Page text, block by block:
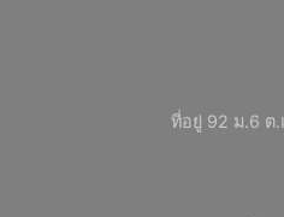
ที่อยู่ 92 ม.6 ต.